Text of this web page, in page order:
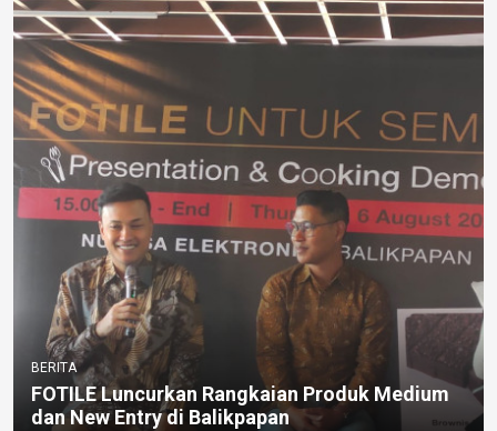
BERITA
FOTILE Luncurkan Rangkaian Produk Medium
dan New Entry di Balikpapan